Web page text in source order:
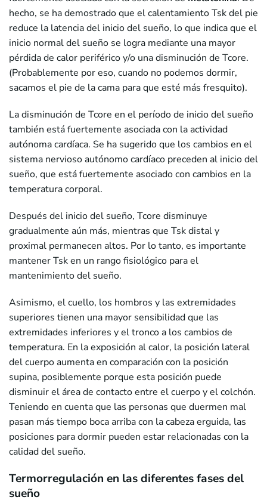
hecho, se ha demostrado que el calentamiento Tsk del pie
reduce la latencia del inicio del sueño, lo que indica que el
inicio normal del sueño se logra mediante una mayor
pérdida de calor periférico y/o una disminución de Tcore.
(Probablemente por eso, cuando no podemos dormir,
sacamos el pie de la cama para que esté más fresquito).
La disminución de Tcore en el período de inicio del sueño
también está fuertemente asociada con la actividad
autónoma cardíaca. Se ha sugerido que los cambios en el
sistema nervioso autónomo cardíaco preceden al inicio del
sueño, que está fuertemente asociado con cambios en la
temperatura corporal.
Después del inicio del sueño, Tcore disminuye
gradualmente aún más, mientras que Tsk distal y
proximal permanecen altos. Por lo tanto, es importante
mantener Tsk en un rango fisiológico para el
mantenimiento del sueño.
Asimismo, el cuello, los hombros y las extremidades
superiores tienen una mayor sensibilidad que las
extremidades inferiores y el tronco a los cambios de
temperatura. En la exposición al calor, la posición lateral
del cuerpo aumenta en comparación con la posición
supina, posiblemente porque esta posición puede
disminuir el área de contacto entre el cuerpo y el colchón.
Teniendo en cuenta que las personas que duermen mal
pasan más tiempo boca arriba con la cabeza erguida, las
posiciones para dormir pueden estar relacionadas con la
calidad del sueño.
Termorregulación en las diferentes fases del
sueño